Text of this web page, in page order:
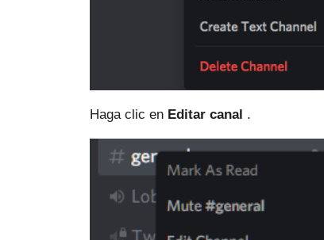
Haga clic en Editar canal .